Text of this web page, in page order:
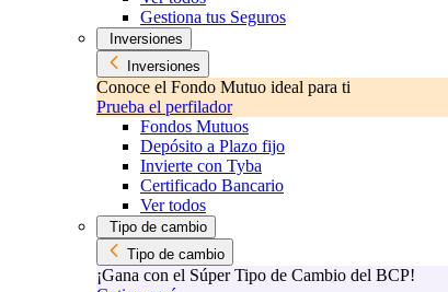
Gestiona tus Seguros
Inversiones
Inversiones
Conoce el Fondo Mutuo ideal para ti
Prueba el perfilador
Fondos Mutuos
Depósito a Plazo fijo
Invierte con Tyba
Certificado Bancario
Ver todos
Tipo de cambio
Tipo de cambio
¡Gana con el Súper Tipo de Cambio del BCP!